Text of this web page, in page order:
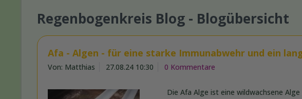
Regenbogenkreis Blog - Blogübersicht
Afa - Algen - für eine starke Immunabwehr und ein
Von: Matthias 27.08.24 10:30 0 Kommentare
Die Afa Alge ist eine wildwachsene